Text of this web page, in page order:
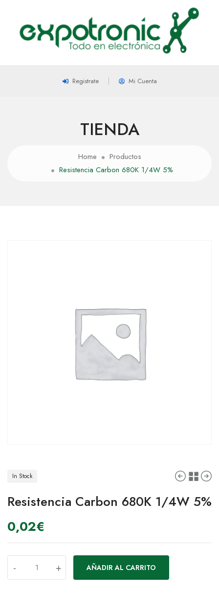
Registrate Mi Cuenta
TIENDA
Home
Productos
Resistencia Carbon 680K 1/4W 5%
In Stock
Resistencia Carbon 680K 1/4W 5%
0,02€
- + AÑADIR AL CARRITO